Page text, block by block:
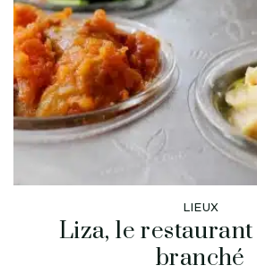
LIEUX
Liza, le
branché